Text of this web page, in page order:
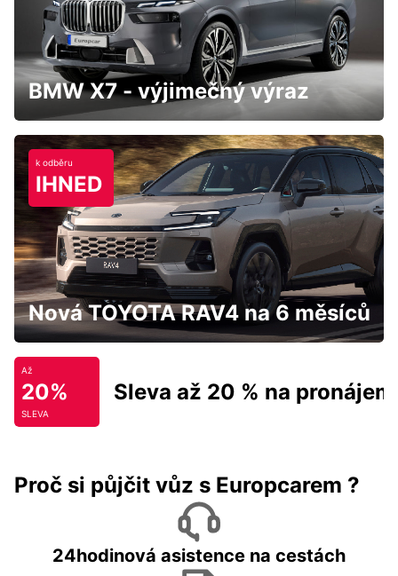
BMW X7 - výjimečný výraz
k odběru
IHNED
Nová TOYOTA RAV4 na 6 měsíců
Až
20%
SLEVA
Sleva až 20 % na pronájem
Proč si půjčit vůz s Europcarem ?
24hodinová asistence na cestách